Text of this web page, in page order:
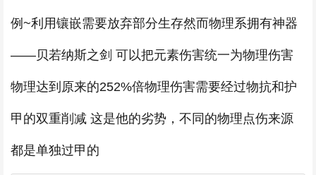
例~利用镶嵌需要放弃部分生存然而物理系拥有神器
——贝若纳斯之剑 可以把元素伤害统一为物理伤害
物理达到原来的252%倍物理伤害需要经过物抗和护
甲的双重削减 这是他的劣势，不同的物理点伤来源
都是单独过甲的